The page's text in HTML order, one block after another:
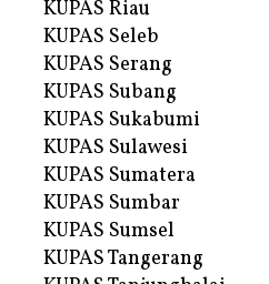
KUPAS Riau
KUPAS Seleb
KUPAS Serang
KUPAS Subang
KUPAS Sukabumi
KUPAS Sulawesi
KUPAS Sumatera
KUPAS Sumbar
KUPAS Sumsel
KUPAS Tangerang